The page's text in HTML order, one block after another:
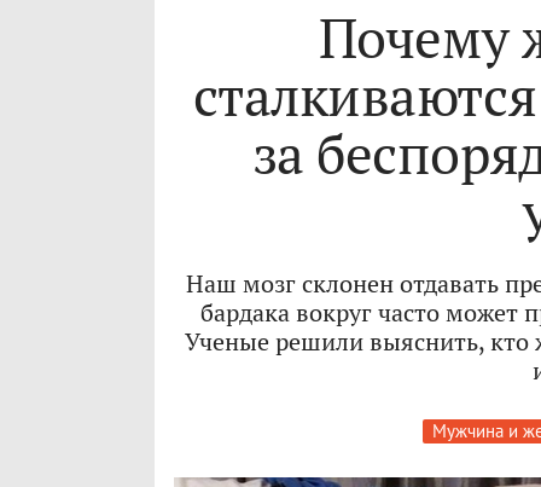
Почему
за
Наш мозг склонен отдавать
бардака вокруг часто может
Ученые решили выяснить, кто
Мужчина и